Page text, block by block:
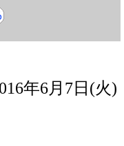
年6月7日(火)